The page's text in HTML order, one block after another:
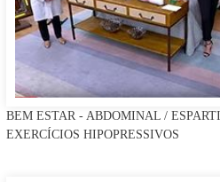
BEM ESTAR - ABDOMINAL /
EXERCÍCIOS HIPOPRESSIVOS